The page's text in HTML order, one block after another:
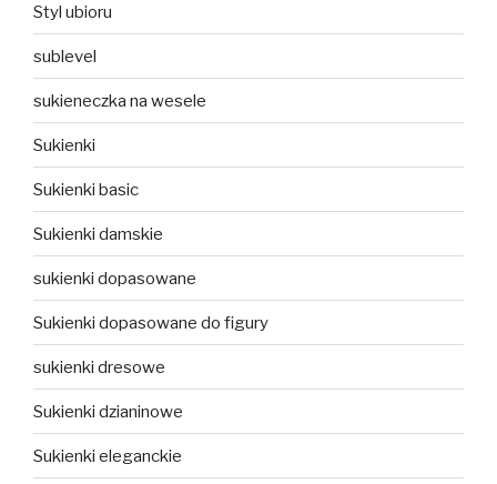
Styl ubioru
sublevel
sukieneczka na wesele
Sukienki
Sukienki basic
Sukienki damskie
sukienki dopasowane
Sukienki dopasowane do figury
sukienki dresowe
Sukienki dzianinowe
Sukienki eleganckie